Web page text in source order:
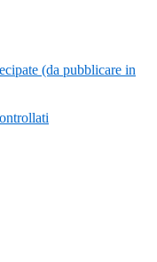
(da pubblicare in